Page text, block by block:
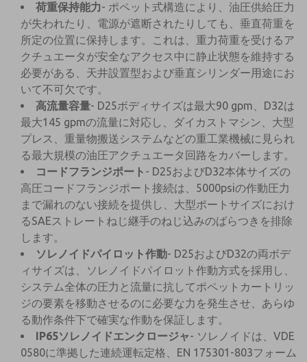
荷重保持能力- ポペット式構造により、油圧供給圧力
が失われたり、電源が遮断されたりしても、垂直荷重を
所定の位置に保持します。これは、重力荷重を受けるア
クチュエータが安全なアクセス中に静止状態を維持する
必要がある、天井設置型および垂直シリンダー用途にお
いて不可欠です。
高流量容量- D25ボディサイズは最大90 gpm、D32は
最大145 gpmの流量に対応し、ダイカストマシン、大型
プレス、重量物搬送システムなどの重工業機械に見られ
る最大規模の油圧アクチュエータ回路をカバーします。
コードフランジポート - D25およびD32本体サイズの
高圧コードフランジポート接続は、5000psiの作動圧力
まで漏れのない接続を提供し、大型ポートサイズにおけ
るSAEストレートねじ継手のねじ込みのばらつきを排除
します。
ソレノイドパイロット作動- D25およびD32の両ボデ
ィサイズは、ソレノイドパイロット作動方式を採用し、
システム全体の圧力と流量に抗してポペットカートリッ
ジの要素を移動させるのに必要な力を発生させ、あらゆ
る動作条件下で確実な作動を保証します。
IP65ソレノイドエンクロージャ- ソレノイドは、VDE
0580に準拠した連続運転定格、EN 175301-803フォーム